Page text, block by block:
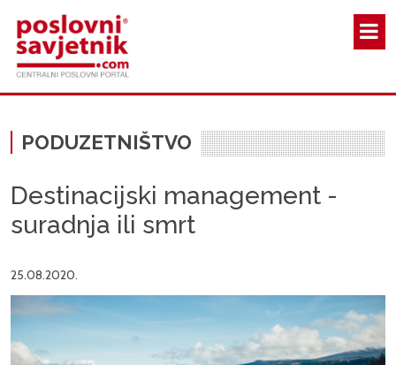
PODUZETNIŠTVO
Destinacijski management -
suradnja ili smrt
25.08.2020.